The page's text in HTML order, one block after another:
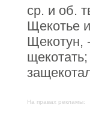
ср. и об.
Щекотье
Щекотун,
На правах рекламы: